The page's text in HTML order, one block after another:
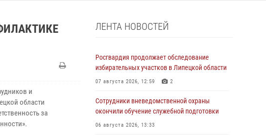
и
области
за
ЛЕНТА НОВОСТЕЙ
Росгвардия продолжает обследование
избирательных участков в Липецкой области
07 августа 2026, 12:59 2
Сотрудники вневедомственной охраны
окончили обучение служебной подготовки
06 августа 2026, 13:33